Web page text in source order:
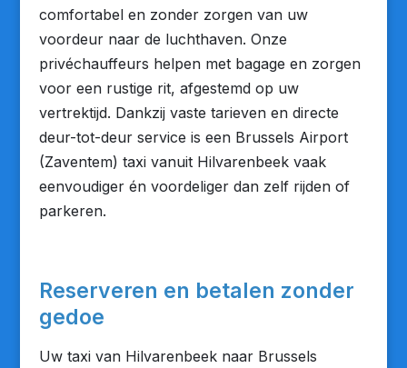
comfortabel en zonder zorgen van uw
voordeur naar de luchthaven. Onze
privéchauffeurs helpen met bagage en zorgen
voor een rustige rit, afgestemd op uw
vertrektijd. Dankzij vaste tarieven en directe
deur-tot-deur service is een Brussels Airport
(Zaventem) taxi vanuit Hilvarenbeek vaak
eenvoudiger én voordeliger dan zelf rijden of
parkeren.
Reserveren en betalen zonder
gedoe
Uw taxi van Hilvarenbeek naar Brussels